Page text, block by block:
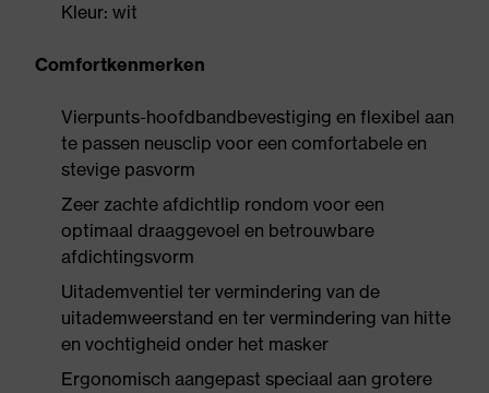
Kleur: wit
Comfortkenmerken
Vierpunts-hoofdbandbevestiging en flexibel aan
te passen neusclip voor een comfortabele en
stevige pasvorm
Zeer zachte afdichtlip rondom voor een
optimaal draaggevoel en betrouwbare
afdichtingsvorm
Uitademventiel ter vermindering van de
uitademweerstand en ter vermindering van hitte
en vochtigheid onder het masker
Ergonomisch aangepast speciaal aan grotere